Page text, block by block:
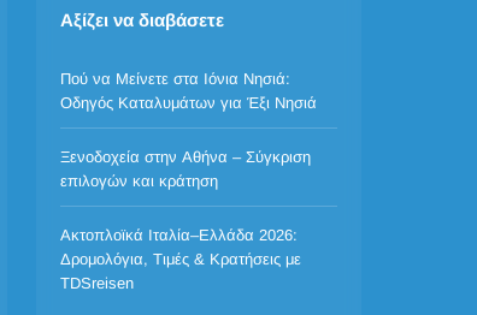
Αξίζει να διαβάσετε
Πού να Μείνετε στα Ιόνια Νησιά:
Οδηγός Καταλυμάτων για Έξι Νησιά
Ξενοδοχεία στην Αθήνα – Σύγκριση
επιλογών και κράτηση
Ακτοπλοϊκά Ιταλία–Ελλάδα 2026:
Δρομολόγια, Τιμές & Κρατήσεις με
TDSreisen